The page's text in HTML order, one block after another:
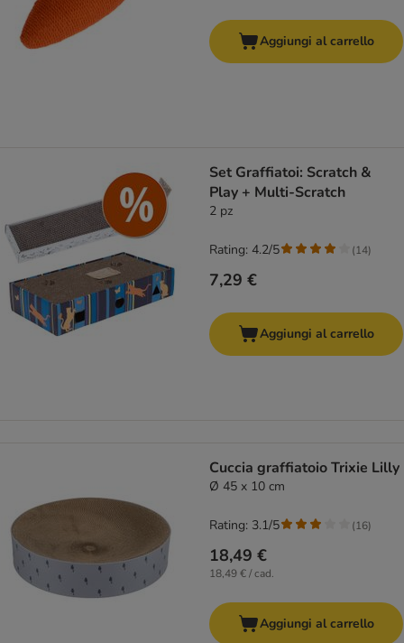
Aggiungi al carrello
Set Graffiatoi: Scratch &
Play + Multi-Scratch
2 pz
7,29 €
Rating: 4.2/5 (14)
Aggiungi al carrello
Cuccia graffiatoio Trixie Lilly
Ø 45 x 10 cm
18,49 €
18,49 € / cad.
Rating: 3.1/5 (16)
Aggiungi al carrello